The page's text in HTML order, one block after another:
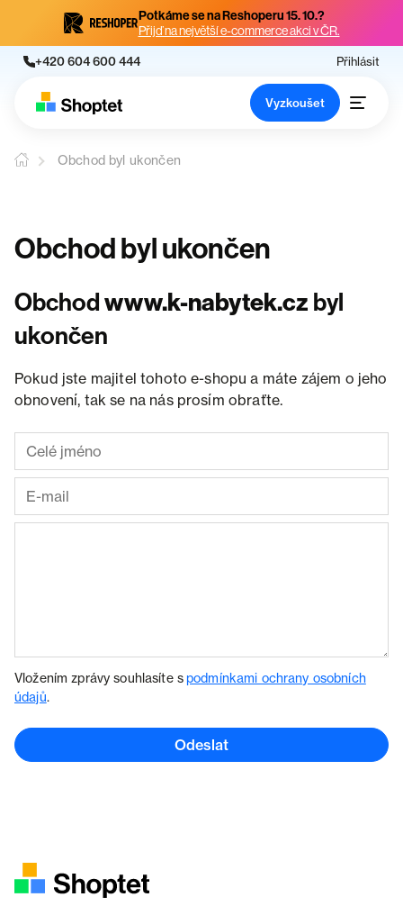
Potkáme se na Reshoperu 15. 10.?
Přijď na největší e-commerce akci v ČR.
+420 604 600 444 Přihlásit
Vyzkoušet
Obchod byl ukončen
Obchod byl ukončen
Obchodwww.k-nabytek.cz byl
ukončen
Pokud jste majitel tohoto e-shopu a máte zájem o jeho
obnovení, tak se na nás prosím obraťte.
Vložením zprávy souhlasíte spodmínkami ochrany osobních
údajů.
Odeslat